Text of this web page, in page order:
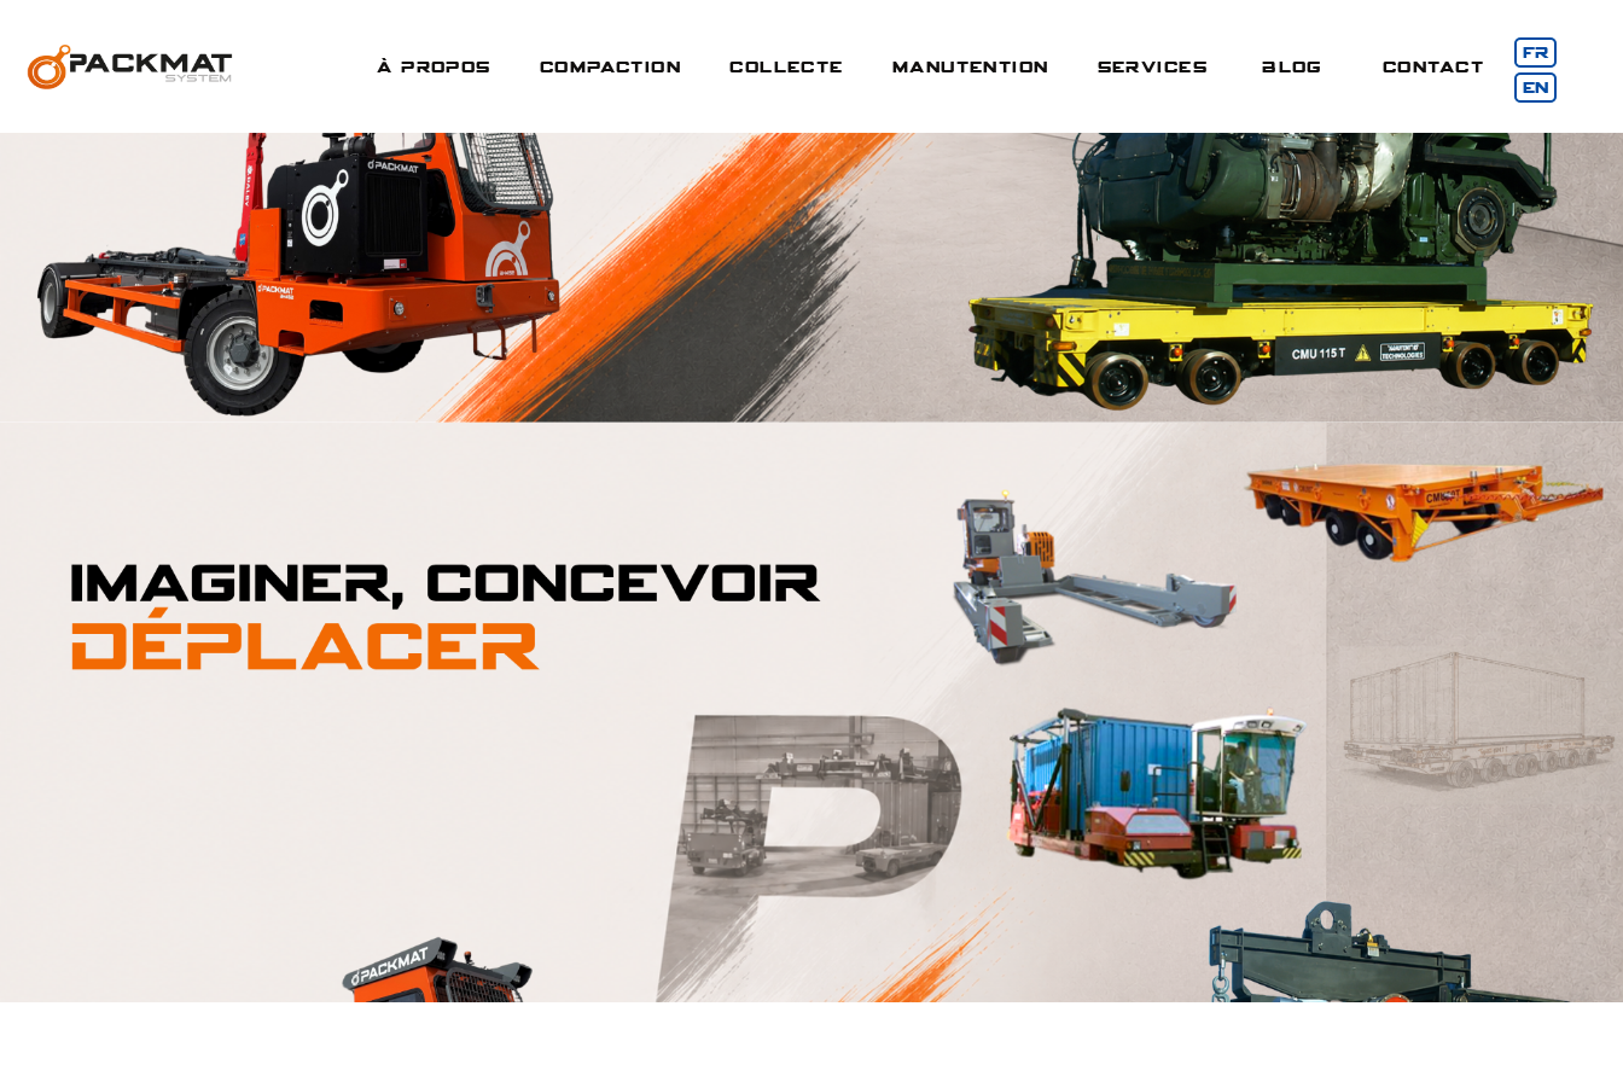
À prOpOs Compaction Collecte Manutention Services BLOG CONTACT
FR
EN